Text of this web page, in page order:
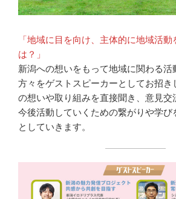
「地域に目を向け、主体的に地域活
は？」
新潟への想いをもって地域に関わる活
方々をゲストスピーカーとしてお招き
の想いや取り組みを直接聞き、意見交
今後活動していくための繋がりや学び
としていきます。